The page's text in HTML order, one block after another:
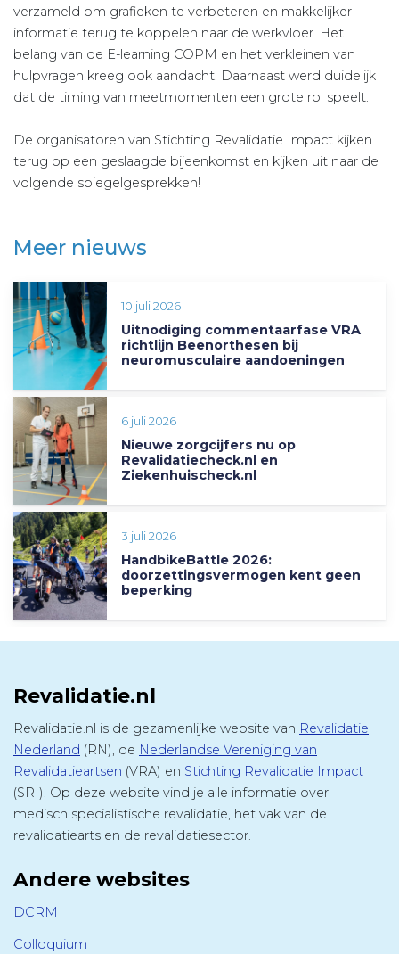
verzameld om grafieken te verbeteren en makkelijker
informatie terug te koppelen naar de werkvloer. Het
belang van de E-learning COPM en het verkleinen van
hulpvragen kreeg ook aandacht. Daarnaast werd duidelijk
dat de timing van meetmomenten een grote rol speelt.
De organisatoren van Stichting Revalidatie Impact kijken
terug op een geslaagde bijeenkomst en kijken uit naar de
volgende spiegelgesprekken!
Meer nieuws
10 juli 2026
Uitnodiging commentaarfase VRA
richtlijn Beenorthesen bij
neuromusculaire aandoeningen
6 juli 2026
Nieuwe zorgcijfers nu op
Revalidatiecheck.nl en
Ziekenhuischeck.nl
3 juli 2026
HandbikeBattle 2026:
doorzettingsvermogen kent geen
beperking
Revalidatie.nl
Revalidatie.nl is de gezamenlijke website van Revalidatie
Nederland (RN), de Nederlandse Vereniging van
Revalidatieartsen (VRA) en Stichting Revalidatie Impact
(SRI). Op deze website vind je alle informatie over
medisch specialistische revalidatie, het vak van de
revalidatiearts en de revalidatiesector.
Andere websites
DCRM
Colloquium